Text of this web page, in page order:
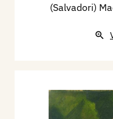
(Salvadori)